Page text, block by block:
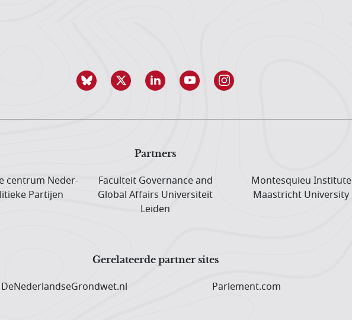
Partners
centrum Neder­
Partijen
Faculteit Governance and
Global Affairs Universiteit
Leiden
Montesquieu Institute
Maastricht University
Gerelateerde partner sites
DeNederlandseGrondwet.nl Parlement.com